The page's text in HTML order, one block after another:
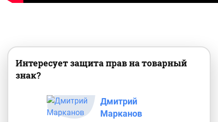
Интересует защита прав на товарный
знак?
Дмитрий
Марканов